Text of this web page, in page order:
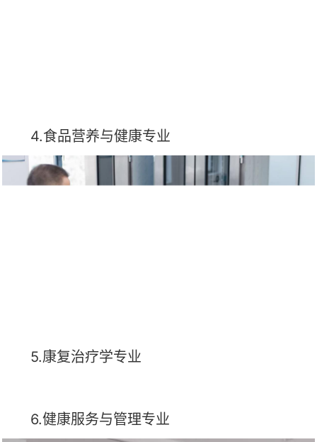
4.食品营养与健康专业
5.康复治疗学专业
6.健康服务与管理专业